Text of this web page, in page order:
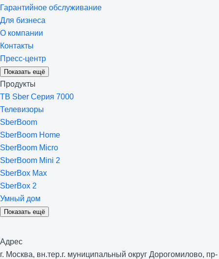
Гарантийное обслуживание
Для бизнеса
О компании
Контакты
Пресс-центр
Показать ещё
Продукты
ТВ Sber Серия 7000
Телевизоры
SberBoom
SberBoom Home
SberBoom Micro
SberBoom Mini 2
SberBox Max
SberBox 2
Умный дом
Показать ещё
Адрес
г. Москва, вн.тер.г. муниципальный округ Дорогомилово, пр-